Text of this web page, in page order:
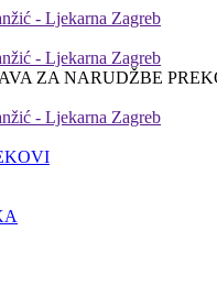
ZA NARUDŽBE